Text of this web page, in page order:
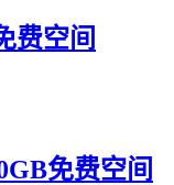
费空间
免费空间